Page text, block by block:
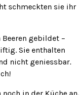
schmeckten sie ihr
gebildet –
Sie enthalten
nicht geniessbar.